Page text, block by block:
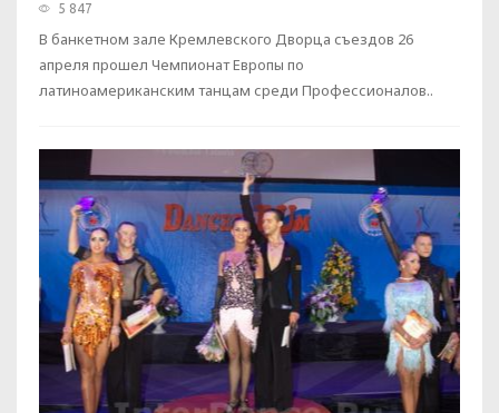
5 847
В банкетном зале Кремлевского Дворца съездов 26
апреля прошел Чемпионат Европы по
латиноамериканским танцам среди Профессионалов..